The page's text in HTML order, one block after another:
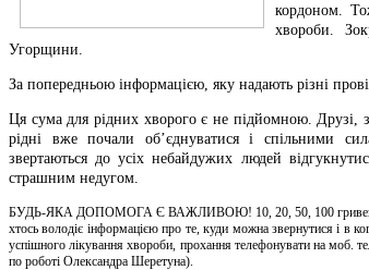
кордоном.
хвороби.
Угорщини.
За попередньою інформацією, яку надають різні
Ця сума для рідних хворого є не підйомною. Друзі,
рідні вже почали об’єднуватися і спільними
звертаються до усіх небайдужих людей
страшним недугом.
БУДЬ-ЯКА ДОПОМОГА Є ВАЖЛИВОЮ! 10, 20, 50, 100 гривень
хтось володіє інформацією про те, куди можна звернутися і в
успішного лікування хвороби, прохання телефонувати на моб.
по роботі Олександра Шеретуна).